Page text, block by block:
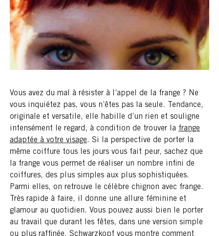
Vous avez du mal à résister à l’appel de la frange ? Ne
vous inquiétez pas, vous n’êtes pas la seule. Tendance,
originale et versatile, elle habille d’un rien et souligne
intensément le regard, à condition de trouver la frange
adaptée à votre visage. Si la perspective de porter la
même coiffure tous les jours vous fait peur, sachez que
la frange vous permet de réaliser un nombre infini de
coiffures, des plus simples aux plus sophistiquées.
Parmi elles, on retrouve le célèbre chignon avec frange.
Très rapide à faire, il donne une allure féminine et
glamour au quotidien. Vous pouvez aussi bien le porter
au travail que durant les fêtes, dans une version simple
ou plus raffinée. Schwarzkopf vous montre comment